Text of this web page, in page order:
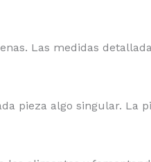
Las medidas
pieza algo singular. La